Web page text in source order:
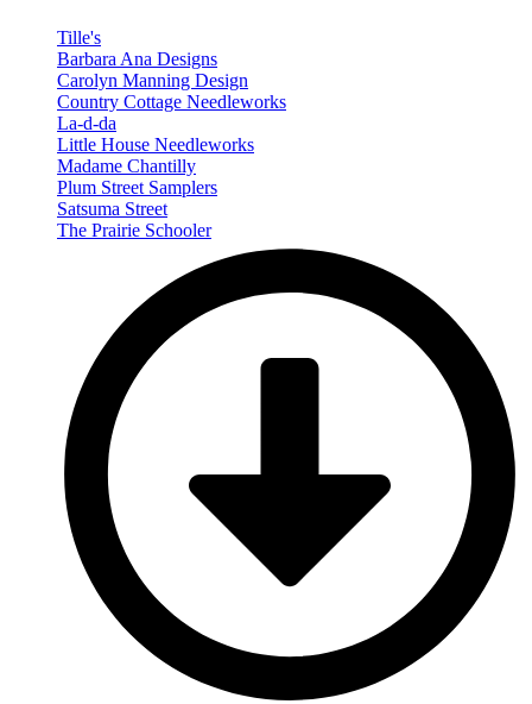
Tille's
Barbara Ana Designs
Carolyn Manning Design
Country Cottage Needleworks
La-d-da
Little House Needleworks
Madame Chantilly
Plum Street Samplers
Satsuma Street
The Prairie Schooler